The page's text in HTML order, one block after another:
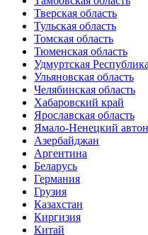
Тверская область
Тульская область
Томская область
Тюменская область
Удмуртская Республика
Ульяновская область
Челябинская область
Хабаровский край
Ярославская область
Ямало-Ненецкий
Азербайджан
Аргентина
Беларусь
Германия
Грузия
Казахстан
Киргизия
Китай